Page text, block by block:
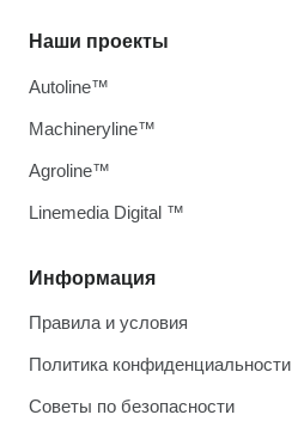
Информация
Правила и условия
Политика конфиденциальности
Советы по безопасности
Наши проекты
Autoline™
Machineryline™
Agroline™
Linemedia Digital ™